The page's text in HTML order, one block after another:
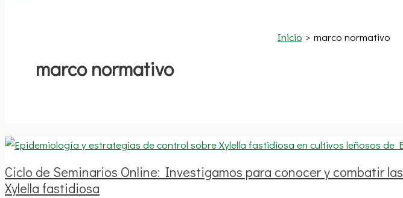
Inicio marco normativo
marco normativo
Ciclo de Seminarios Online: Investigamos para conocer y combatir
Xylella fastidiosa